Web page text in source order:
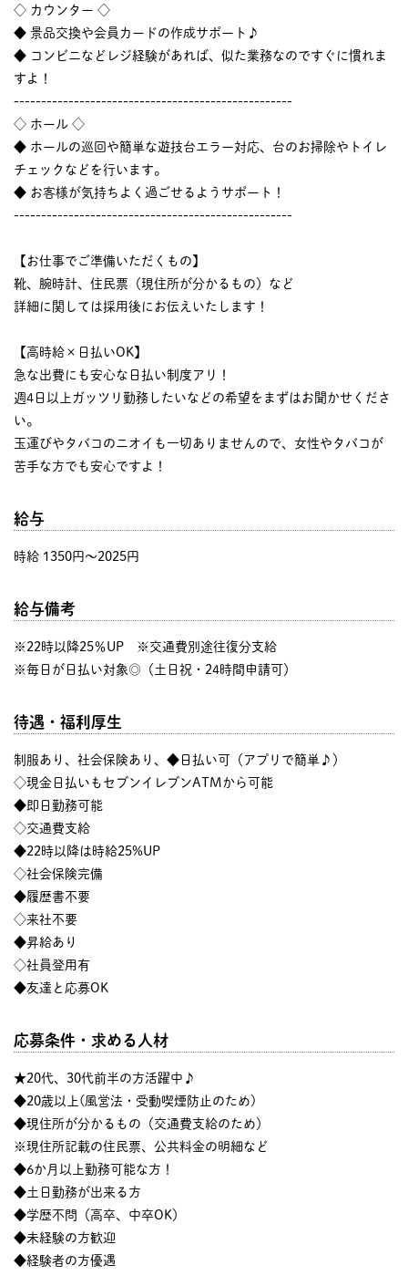
◇ カウンター ◇
◆ 景品交換や会員カードの作成サポート♪
◆ コンビニなどレジ経験があれば、似た業務なのですぐに慣れま
すよ！
---------------------------------------------------
◇ ホール ◇
◆ ホールの巡回や簡単な遊技台エラー対応、台のお掃除やトイレ
チェックなどを行います。
◆ お客様が気持ちよく過ごせるようサポート！
---------------------------------------------------
【お仕事でご準備いただくもの】
靴、腕時計、住民票（現住所が分かるもの）など
詳細に関しては採用後にお伝えいたします！
【高時給×日払いOK】
急な出費にも安心な日払い制度アリ！
週4日以上ガッツリ勤務したいなどの希望をまずはお聞かせくださ
い。
玉運びやタバコのニオイも一切ありませんので、女性やタバコが
苦手な方でも安心ですよ！
給与
時給 1350円〜2025円
給与備考
※22時以降25％UP ※交通費別途往復分支給
※毎日が日払い対象◎（土日祝・24時間申請可）
待遇・福利厚生
制服あり、社会保険あり、◆日払い可（アプリで簡単♪）
◇現金日払いもセブンイレブンATMから可能
◆即日勤務可能
◇交通費支給
◆22時以降は時給25%UP
◇社会保険完備
◆履歴書不要
◇来社不要
◆昇給あり
◇社員登用有
◆友達と応募OK
応募条件・求める人材
★20代、30代前半の方活躍中♪
◆20歳以上(風営法・受動喫煙防止のため)
◆現住所が分かるもの（交通費支給のため）
※現住所記載の住民票、公共料金の明細など
◆6か月以上勤務可能な方！
◆土日勤務が出来る方
◆学歴不問（高卒、中卒OK）
◆未経験の方歓迎
◆経験者の方優遇